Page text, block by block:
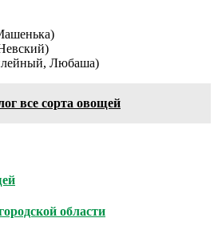
Любаша)
все сорта овощей
области